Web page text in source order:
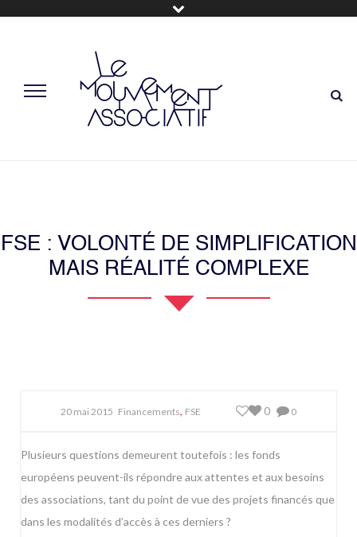
FSE : VOLONTÉ DE SIMPLIFICATION
MAIS RÉALITÉ COMPLEXE
20 mai 2015 Financements, FSE 0
0
Plusieurs questions demeurent toutefois : les fonds
européens peuvent-ils répondre aux attentes et aux besoins
des associations, tant du point de vue des projets financés que
dans les modalités d’accès à ces derniers ?